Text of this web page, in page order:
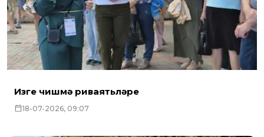
Изге чишмә риваятьләре
18-07-2026, 09:07